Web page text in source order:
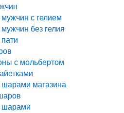
с гелием
без гелия
с мольбертом
магазина